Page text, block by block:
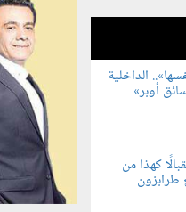
الداخلية
أوبر»
كهذا من